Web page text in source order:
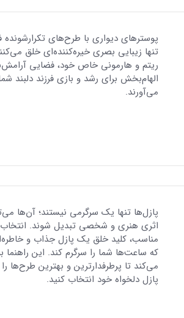
پوسترهای دیواری با طرح‌های تکرارشونده
تنها زیبایی بصری خیره‌کننده‌ای خلق
ریتم و هارمونی خاص خود، فضایی
الهام‌بخش برای رشد و بازی فرزند دلبند
می‌آورند.
پازل‌ها تنها یک سرگرمی نیستند؛ آن‌ها
اثری هنری و شخصی تبدیل شوند.
مناسب، کلید خلق یک پازل جذاب و
که ساعت‌ها شما را سرگرم کند. این
می‌کند تا پرطرفدارترین و بهترین طرح‌ها
پازل دلخواه خود انتخاب کنید.